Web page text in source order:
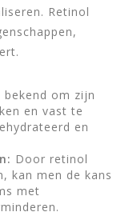
Retinol
bekend om zijn
en vast te
en
Door retinol
kan men de kans
met